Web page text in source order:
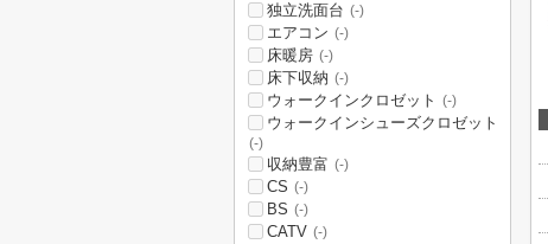
独立洗面台 (-)
エアコン (-)
床暖房 (-)
床下収納 (-)
ウォークインクロゼット (-)
ウォークインシューズクロゼット
(-)
収納豊富 (-)
CS (-)
BS (-)
CATV (-)